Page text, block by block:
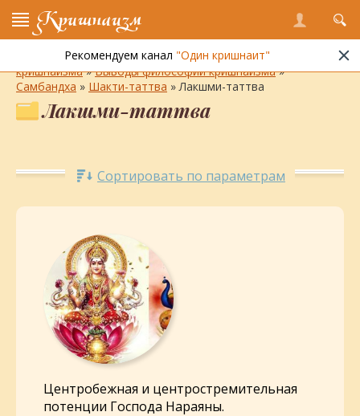
Кришнаизм
Рекомендуем канал "Один кришнаит"
Энциклопедия кришнаизма» Философия и практика
кришнаизма»Выводы философии кришнаизма»
Самбандха » Шакти-таттва » Лакшми-таттва
Лакшми-таттва
Сортировать по параметрам
Центробежная и центростремительная
потенции Господа Нараяны.